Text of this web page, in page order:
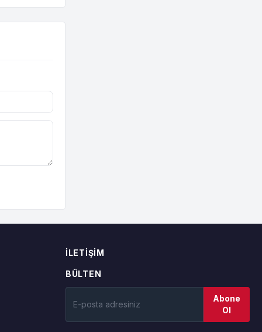
İLETIŞIM
BÜLTEN
Abone
Ol